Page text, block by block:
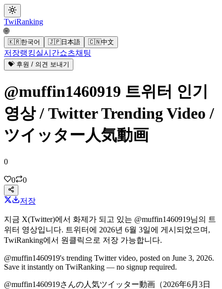
TwiRanking
🌐
🇰🇷한국어 🇯🇵日本語 🇨🇳中文
저장랭킹실시간쇼츠채팅
💝 후원 / 의견 보내기
@muffin1460919 트위터 인기
영상 / Twitter Trending Video /
ツイッター人気動画
0
0 0
저장
지금 X(Twitter)에서 화제가 되고 있는 @muffin1460919님의
트
위터 영상입니다. 트위터에 2026년 6월 3일에 게시되었으며,
TwiRanking에서 원클릭으로 저장 가능합니다.
@muffin1460919's trending Twitter video, posted on June 3, 2026.
Save it instantly on TwiRanking — no signup required.
@muffin1460919さんの人気ツイッター動画 （2026年6月3日